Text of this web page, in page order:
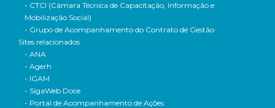
- CTCI (Câmara Técnica de Capacitação, Informação e
Mobilização Social)
- Grupo de Acompanhamento do Contrato de Gestão
Sites relacionados
- ANA
- Agerh
- IGAM
- SigaWeb Doce
- Portal de Acompanhamento de Ações